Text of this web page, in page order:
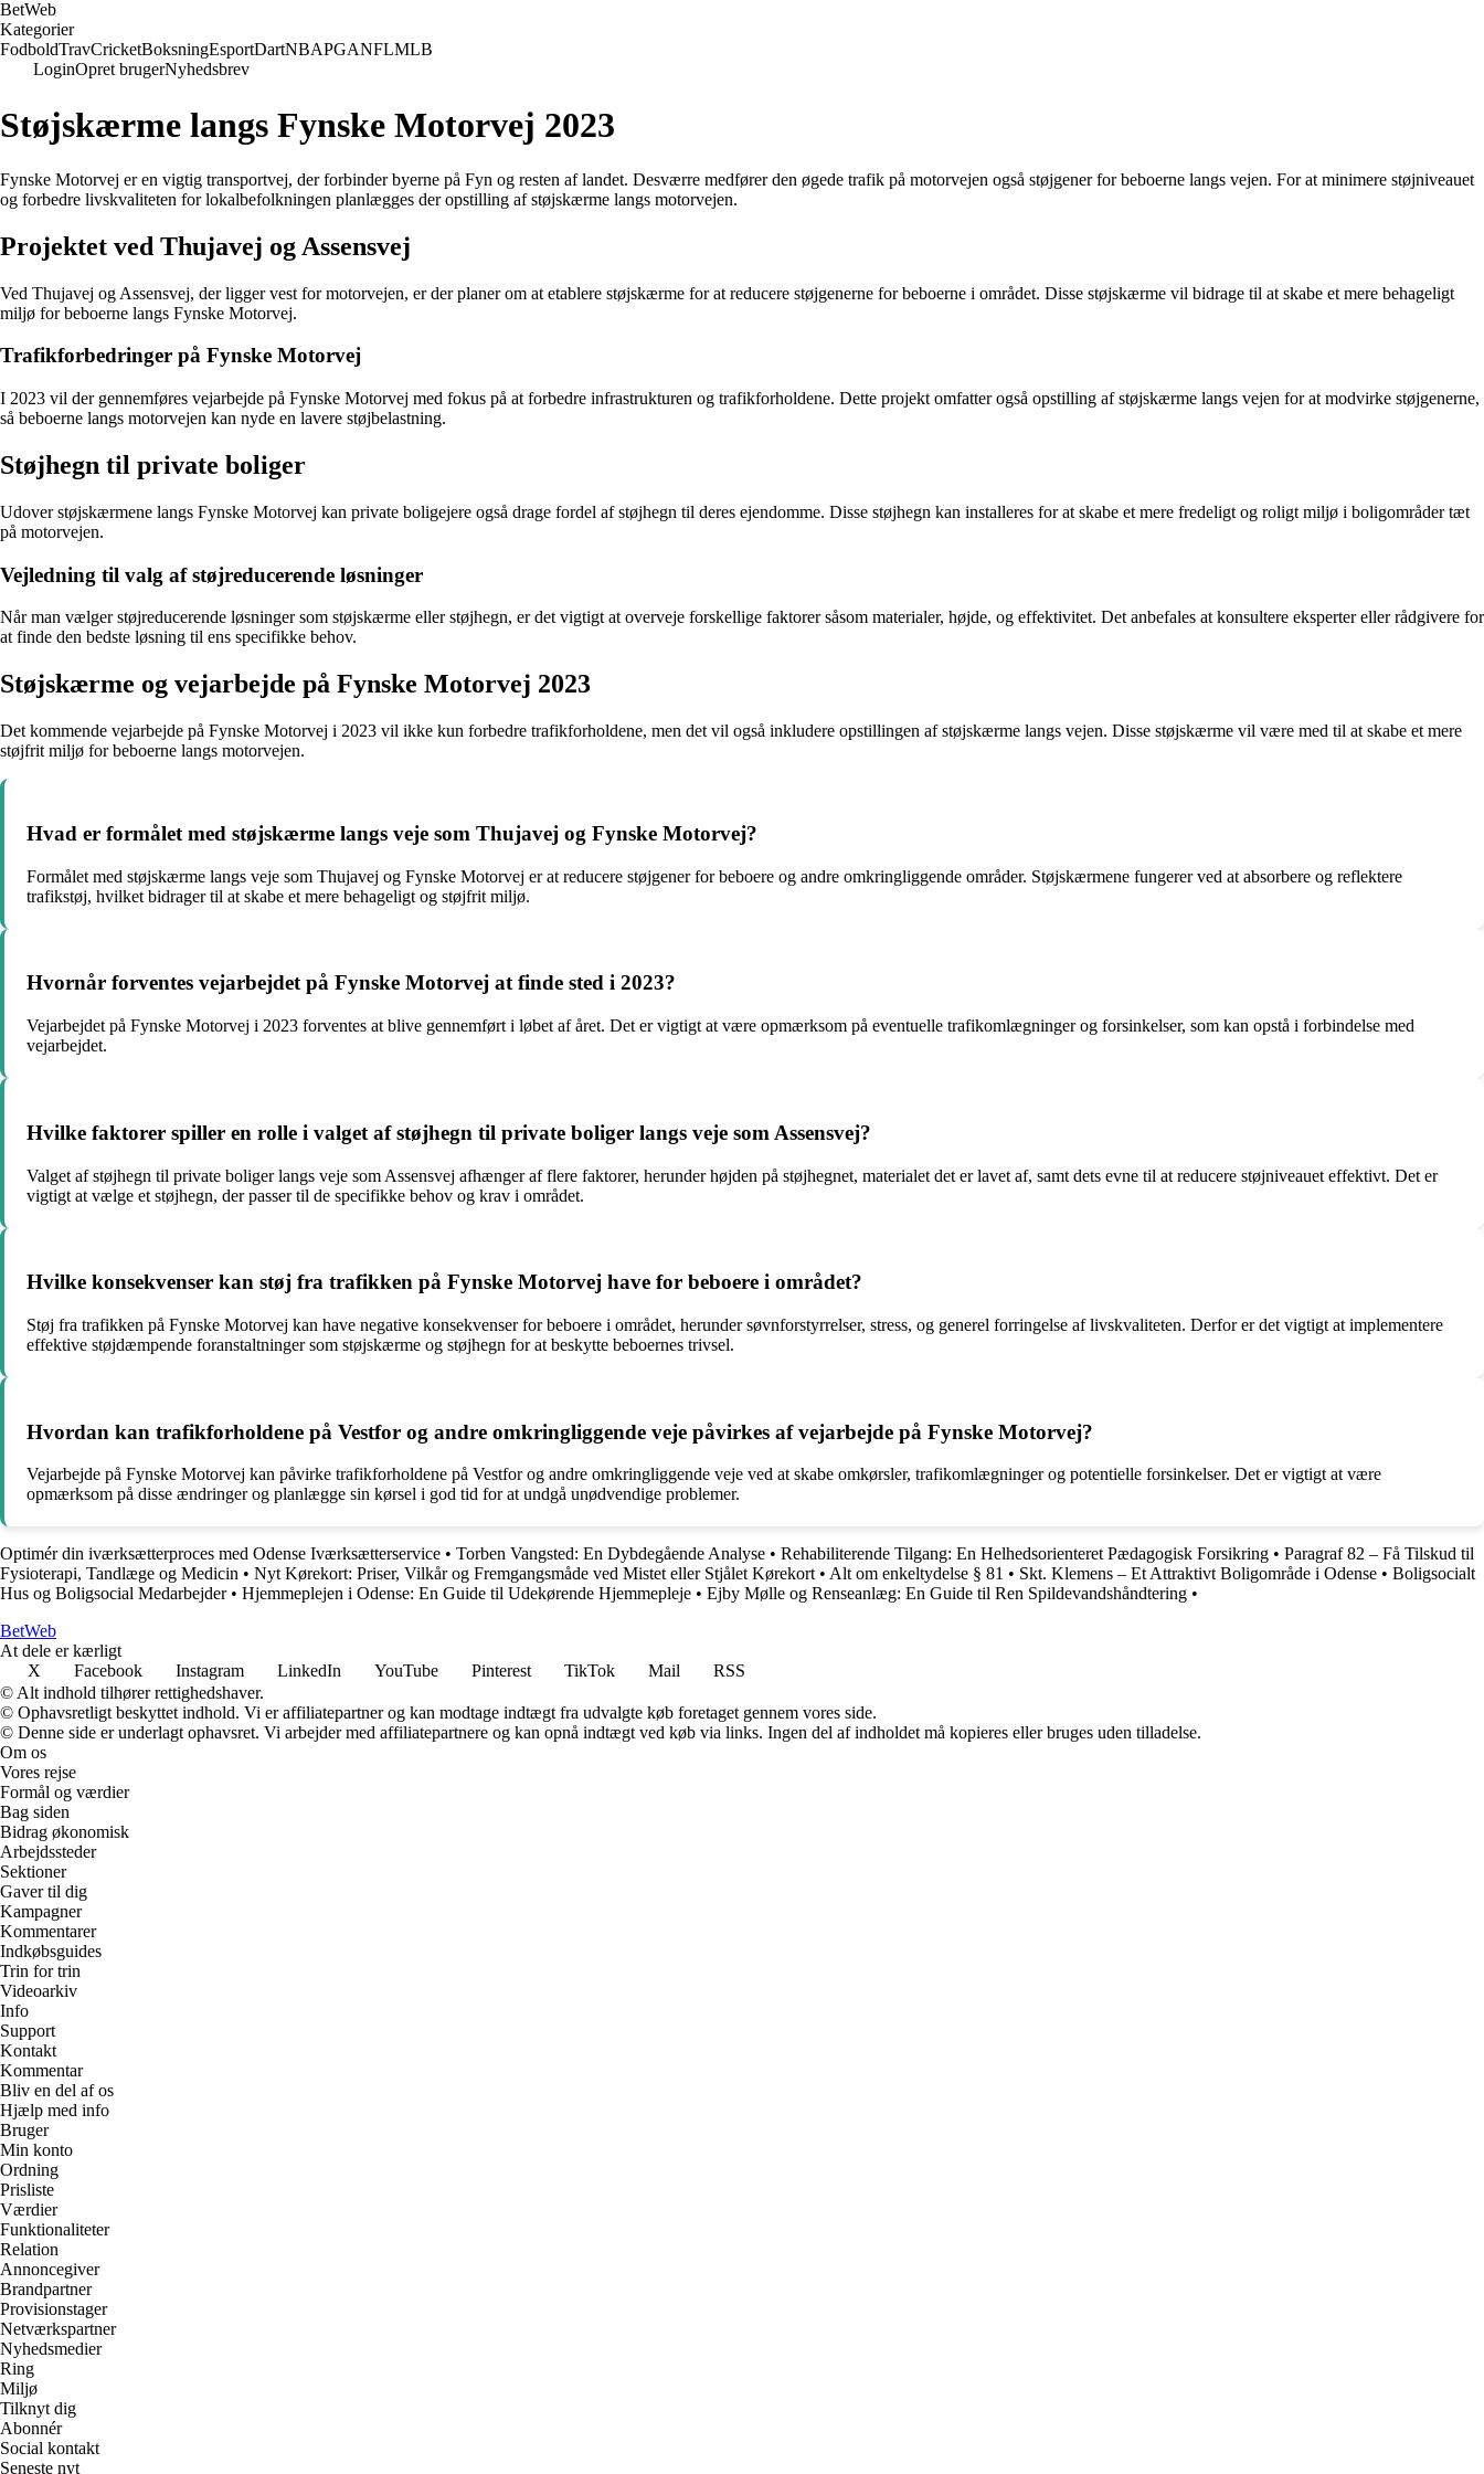
BetWeb
Kategorier
FodboldTravCricketBoksningEsportDartNBAPGANFLMLB
LoginOpret brugerNyhedsbrev
Støjskærme langs Fynske Motorvej 2023
Fynske Motorvej er en vigtig transportvej, der forbinder byerne på Fyn og resten af landet. Desværre medfører den øgede trafik på motorvejen også støjgener for beboerne langs vejen. For at minimere støjniveauet
og forbedre livskvaliteten for lokalbefolkningen planlægges der opstilling af støjskærme langs motorvejen.
Projektet ved Thujavej og Assensvej
Ved Thujavej og Assensvej, der ligger vest for motorvejen, er der planer om at etablere støjskærme for at reducere støjgenerne for beboerne i området. Disse støjskærme vil bidrage til at skabe et mere behageligt
miljø for beboerne langs Fynske Motorvej.
Trafikforbedringer på Fynske Motorvej
I 2023 vil der gennemføres vejarbejde på Fynske Motorvej med fokus på at forbedre infrastrukturen og trafikforholdene. Dette projekt omfatter også opstilling af støjskærme langs vejen for at modvirke støjgenerne,
så beboerne langs motorvejen kan nyde en lavere støjbelastning.
Støjhegn til private boliger
Udover støjskærmene langs Fynske Motorvej kan private boligejere også drage fordel af støjhegn til deres ejendomme. Disse støjhegn kan installeres for at skabe et mere fredeligt og roligt miljø i boligområder tæt
på motorvejen.
Vejledning til valg af støjreducerende løsninger
Når man vælger støjreducerende løsninger som støjskærme eller støjhegn, er det vigtigt at overveje forskellige faktorer såsom materialer, højde, og effektivitet. Det anbefales at konsultere eksperter eller rådgivere for
at finde den bedste løsning til ens specifikke behov.
Støjskærme og vejarbejde på Fynske Motorvej 2023
Det kommende vejarbejde på Fynske Motorvej i 2023 vil ikke kun forbedre trafikforholdene, men det vil også inkludere opstillingen af støjskærme langs vejen. Disse støjskærme vil være med til at skabe et mere
støjfrit miljø for beboerne langs motorvejen.
Hvad er formålet med støjskærme langs veje som Thujavej og Fynske Motorvej?
Formålet med støjskærme langs veje som Thujavej og Fynske Motorvej er at reducere støjgener for beboere og andre omkringliggende områder. Støjskærmene fungerer ved at absorbere og reflektere
trafikstøj, hvilket bidrager til at skabe et mere behageligt og støjfrit miljø.
Hvornår forventes vejarbejdet på Fynske Motorvej at finde sted i 2023?
Vejarbejdet på Fynske Motorvej i 2023 forventes at blive gennemført i løbet af året. Det er vigtigt at være opmærksom på eventuelle trafikomlægninger og forsinkelser, som kan opstå i forbindelse med
vejarbejdet.
Hvilke faktorer spiller en rolle i valget af støjhegn til private boliger langs veje som Assensvej?
Valget af støjhegn til private boliger langs veje som Assensvej afhænger af flere faktorer, herunder højden på støjhegnet, materialet det er lavet af, samt dets evne til at reducere støjniveauet effektivt. Det er
vigtigt at vælge et støjhegn, der passer til de specifikke behov og krav i området.
Hvilke konsekvenser kan støj fra trafikken på Fynske Motorvej have for beboere i området?
Støj fra trafikken på Fynske Motorvej kan have negative konsekvenser for beboere i området, herunder søvnforstyrrelser, stress, og generel forringelse af livskvaliteten. Derfor er det vigtigt at implementere
effektive støjdæmpende foranstaltninger som støjskærme og støjhegn for at beskytte beboernes trivsel.
Hvordan kan trafikforholdene på Vestfor og andre omkringliggende veje påvirkes af vejarbejde på Fynske Motorvej?
Vejarbejde på Fynske Motorvej kan påvirke trafikforholdene på Vestfor og andre omkringliggende veje ved at skabe omkørsler, trafikomlægninger og potentielle forsinkelser. Det er vigtigt at være
opmærksom på disse ændringer og planlægge sin kørsel i god tid for at undgå unødvendige problemer.
Optimér din iværksætterproces med Odense Iværksætterservice • Torben Vangsted: En Dybdegående Analyse • Rehabiliterende Tilgang: En Helhedsorienteret Pædagogisk Forsikring • Paragraf 82 – Få Tilskud til
Fysioterapi, Tandlæge og Medicin • Nyt Kørekort: Priser, Vilkår og Fremgangsmåde ved Mistet eller Stjålet Kørekort • Alt om enkeltydelse § 81 • Skt. Klemens – Et Attraktivt Boligområde i Odense • Boligsocialt
Hus og Boligsocial Medarbejder• Hjemmeplejen i Odense: En Guide til Udekørende Hjemmepleje • Ejby Mølle og Renseanlæg: En Guide til Ren Spildevandshåndtering •
BetWeb
At dele er kærligt
X
Facebook Instagram LinkedIn YouTube Pinterest TikTok Mail
RSS
© Alt indhold tilhører rettighedshaver.
© Ophavsretligt beskyttet indhold. Vi er affiliatepartner og kan modtage indtægt fra udvalgte køb foretaget gennem vores side.
© Denne side er underlagt ophavsret. Vi arbejder med affiliatepartnere og kan opnå indtægt ved køb via links. Ingen del af indholdet må kopieres eller bruges uden tilladelse.
Om os
Vores rejse
Formål og værdier
Bag siden
Bidrag økonomisk
Arbejdssteder
Sektioner
Gaver til dig
Kampagner
Kommentarer
Indkøbsguides
Trin for trin
Videoarkiv
Info
Support
Kontakt
Kommentar
Bliv en del af os
Hjælp med info
Bruger
Min konto
Ordning
Prisliste
Værdier
Funktionaliteter
Relation
Annoncegiver
Brandpartner
Provisionstager
Netværkspartner
Nyhedsmedier
Ring
Miljø
Tilknyt dig
Abonnér
Social kontakt
Seneste nyt